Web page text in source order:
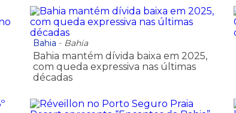
Bahia - Bahia
Bahia mantém dívida baixa em 2025,
com queda expressiva nas últimas
décadas